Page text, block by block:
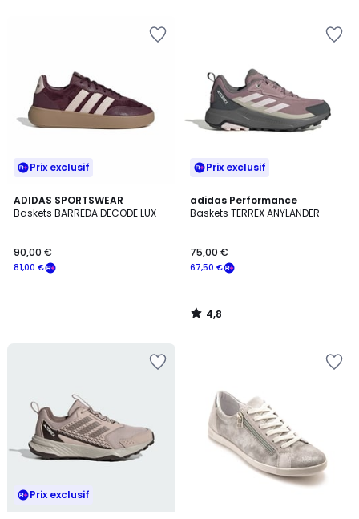
Prix exclusif
ADIDAS SPORTSWEAR
Baskets BARREDA DECODE LUX
81,00 €
90,00 €
Prix exclusif
adidas Performance
Baskets TERREX ANYLANDER
67,50 €
75,00 €
4,8
/ 5
4,8
/
Prix exclusif